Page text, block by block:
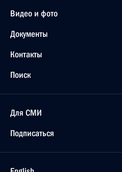
Видео и фото
Документы
Контакты
Поиск
Для СМИ
Подписаться